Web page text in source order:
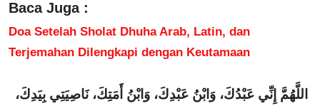
Baca Juga :
Doa Setelah Sholat Dhuha Arab, Latin, dan
Terjemahan Dilengkapi dengan Keutamaan
اللَّهُمَّ إِنِّي عَبْدُكَ، وَابْنُ عَبْدِكَ، وَابْنُ أَمَتِكَ، نَاصِيَتِي بِيَدِكَ،